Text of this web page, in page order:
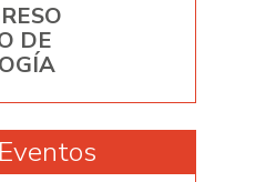
DE